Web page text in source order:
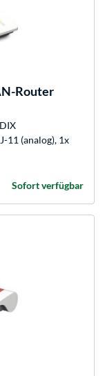
Router
11 (analog), 1x
Sofort verfügbar